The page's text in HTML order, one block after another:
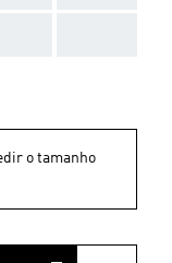
o tamanho